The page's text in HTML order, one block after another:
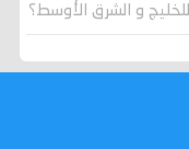
و الشرق الأوسط؟